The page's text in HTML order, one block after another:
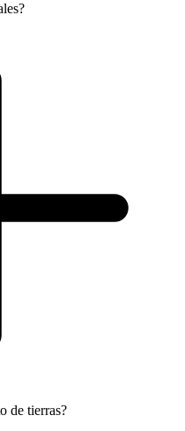
de tierras?